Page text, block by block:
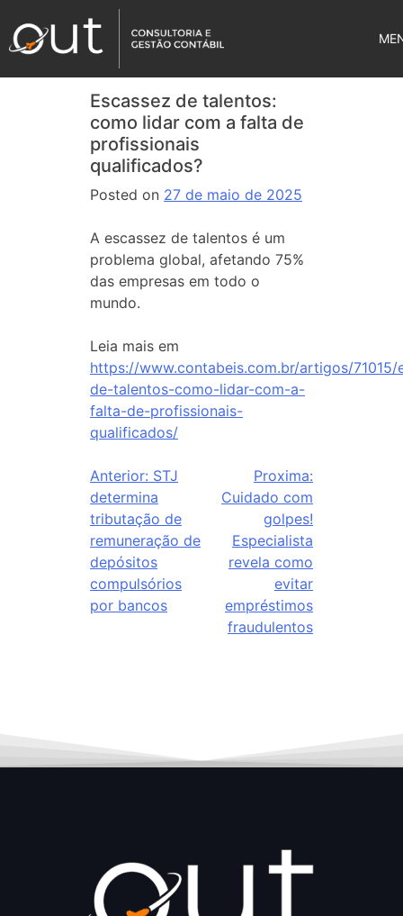
Escassez de talentos:
como lidar com a falta de
profissionais
qualificados?
Posted on 27 de maio de 2025
A escassez de talentos é um
problema global, afetando 75%
das empresas em todo o
mundo.
Leia mais em
https://www.contabeis.com.br/artigos/71015/
de-talentos-como-lidar-com-a-
falta-de-profissionais-
qualificados/
Anterior: STJ
determina
tributação de
remuneração de
depósitos
compulsórios
por bancos
Proxima:
Cuidado com
golpes!
Especialista
revela como
evitar
empréstimos
fraudulentos